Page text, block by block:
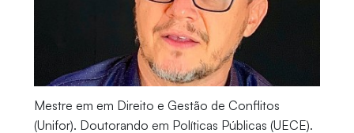
Mestre em em Direito e Gestão de Conflitos
(Unifor). Doutorando em Políticas Públicas (UECE).